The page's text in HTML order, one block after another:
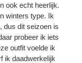
ook echt heerlijk.
winters type. Ik
dus dit seizoen is
probeer ik iets
outfit voelde ik
ik daadwerkelijk